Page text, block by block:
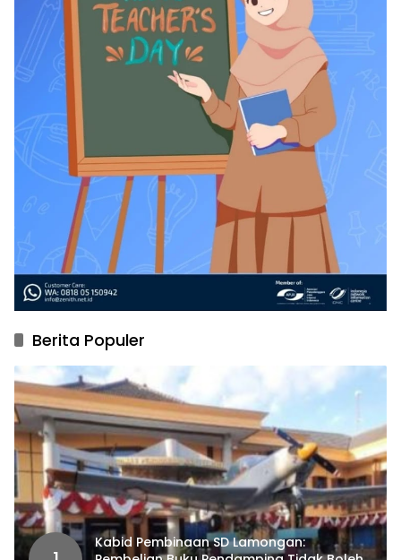
Berita Populer
Kabid Pembinaan SD Lamongan: